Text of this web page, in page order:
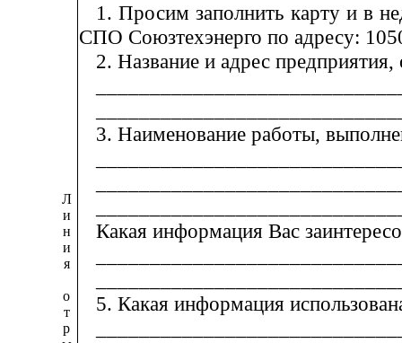
Л
и
н
и
я
о
т
р
1. Просим заполнить карту и в
СПО Союзтехэнерго по адресу: 1
2. Название и адрес
3. Наименование работы,
Какая информация Вас
5. Какая информация